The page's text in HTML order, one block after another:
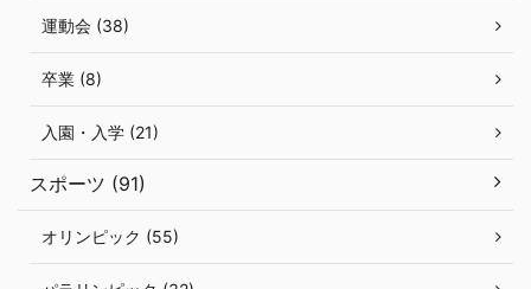
運動会 (38)
卒業 (8)
入園・入学 (21)
スポーツ (91)
オリンピック (55)